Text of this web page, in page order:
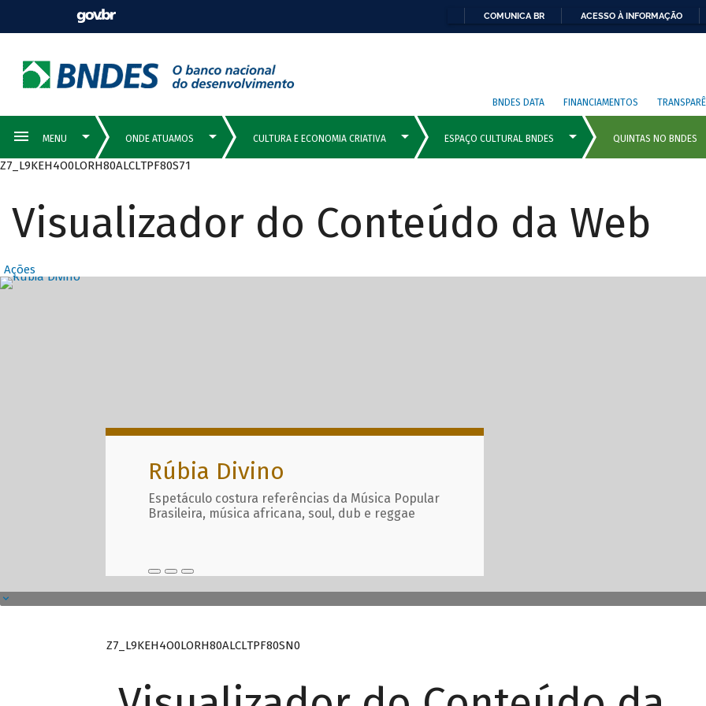
COMUNICA BR ACESSO À INFORMAÇÃO
BNDES DATA FINANCIAMENTOS
Z7_L9KEH4O0LORH80ALCLTPF80S71
Visualizador do Conteúdo da Web
Ações
Destaques Principais com
Rúbia Divino
Espetáculo costura referências da Música Popular
Brasileira, música africana, soul, dub e reggae
Z7_L9KEH4O0LORH80ALCLTPF80SN0